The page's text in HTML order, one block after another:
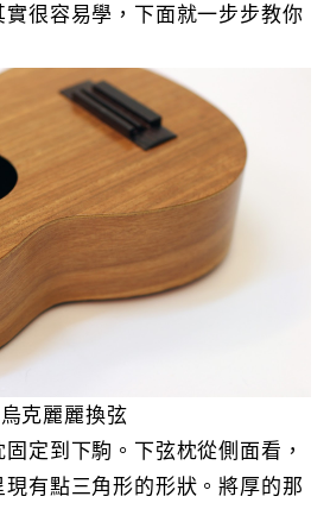
很容易學，下面就一步步教你
烏克麗麗換弦
定到下駒。下弦枕從側面看，
現有點三角形的形狀。將厚的那